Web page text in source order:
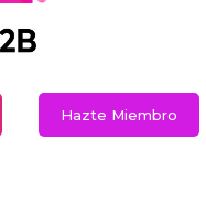
Hazte Miembro